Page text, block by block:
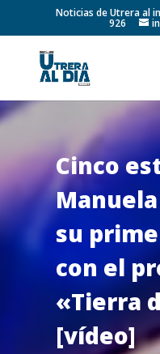
Noticias de Utrera al
926
Cinco
su
con el
«Tierra
[vídeo]